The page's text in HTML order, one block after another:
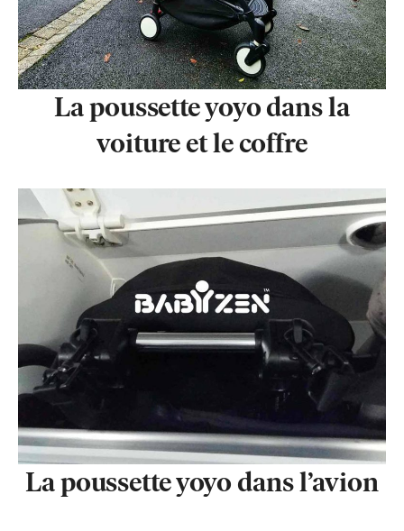
La poussette yoyo dans la
voiture et le coffre
La poussette yoyo dans l’avion